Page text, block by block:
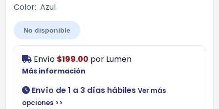
Color: Azul
No disponible
Envío $199.00 por Lumen
Más información
Envío de 1 a 3 días hábiles Ver más
opciones >>